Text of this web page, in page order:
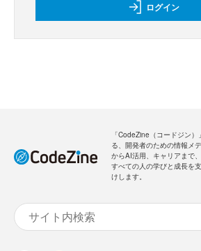
ログイン
「CodeZine（コードジン
る、開発者のための情報メ
からAI活用、キャリアまで
すべての人の学びと成長を
けします。